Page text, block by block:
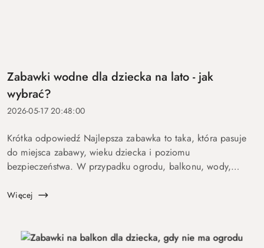
Zabawki wodne dla dziecka na lato - jak
wybrać?
2026-05-17 20:48:00
Krótka odpowiedź Najlepsza zabawka to taka, która pasuje
do miejsca zabawy, wieku dziecka i poziomu
bezpieczeństwa. W przypadku ogrodu, balkonu, wody,
zasady, trwałość, ł...
Więcej